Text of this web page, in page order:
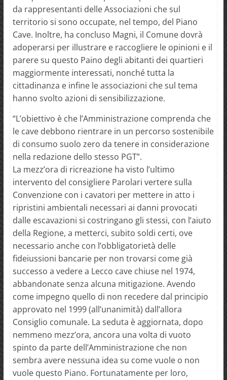
da rappresentanti delle Associazioni che sul
territorio si sono occupate, nel tempo, del Piano
Cave. Inoltre, ha concluso Magni, il Comune dovrà
adoperarsi per illustrare e raccogliere le opinioni e il
parere su questo Paino degli abitanti dei quartieri
maggiormente interessati, nonché tutta la
cittadinanza e infine le associazioni che sul tema
hanno svolto azioni di sensibilizzazione.
“L’obiettivo è che l’Amministrazione comprenda che
le cave debbono rientrare in un percorso sostenibile
di consumo suolo zero da tenere in considerazione
nella redazione dello stesso PGT”.
La mezz’ora di ricreazione ha visto l’ultimo
intervento del consigliere Parolari vertere sulla
Convenzione con i cavatori per mettere in atto i
ripristini ambientali necessari ai danni provocati
dalle escavazioni si costringano gli stessi, con l’aiuto
della Regione, a metterci, subito soldi certi, ove
necessario anche con l’obbligatorietà delle
fideiussioni bancarie per non trovarsi come già
successo a vedere a Lecco cave chiuse nel 1974,
abbandonate senza alcuna mitigazione. Avendo
come impegno quello di non recedere dal principio
approvato nel 1999 (all’unanimità) dall’allora
Consiglio comunale. La seduta è aggiornata, dopo
nemmeno mezz’ora, ancora una volta di vuoto
spinto da parte dell’Amministrazione che non
sembra avere nessuna idea su come vuole o non
vuole questo Piano. Fortunatamente per loro,